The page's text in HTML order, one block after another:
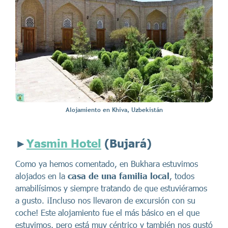
Alojamiento en Khiva, Uzbekistán
►Yasmin Hotel (Bujará)
Como ya hemos comentado, en Bukhara estuvimos
alojados en la casa de una familia local, todos
amabilísimos y siempre tratando de que estuviéramos
a gusto. ¡Incluso nos llevaron de excursión con su
coche! Este alojamiento fue el más básico en el que
estuvimos, pero está muy céntrico y también nos gustó